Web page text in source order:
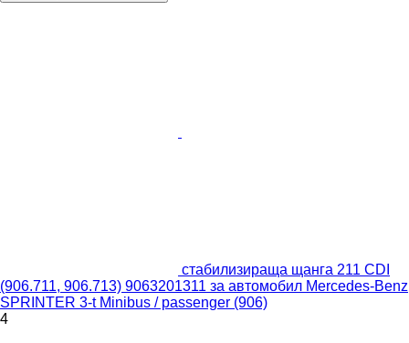
стабилизираща щанга 211 CDI
(906.711, 906.713) 9063201311 за автомобил Mercedes-Benz
SPRINTER 3-t Minibus / passenger (906)
4